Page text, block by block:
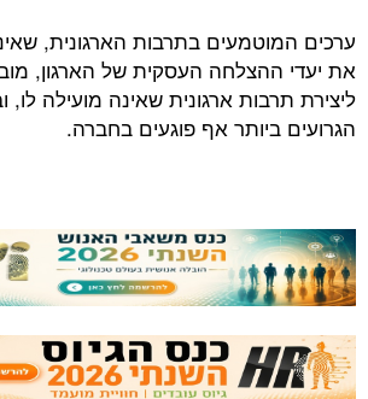
ערכים המוטמעים בתרבות הארגונית,
את יעדי ההצלחה העסקית של הארגון,
ליצירת תרבות ארגונית שאינה מועילה לו,
הגרועים ביותר אף פוגעים בחברה.